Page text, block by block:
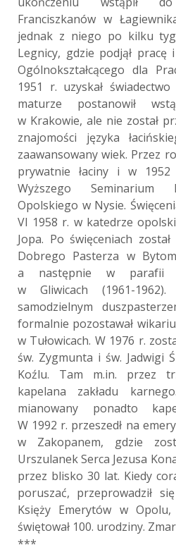
Franciszkanów w
jednak z niego po kilku
Legnicy, gdzie podjął pracę
Ogólnokształcącego dla
1951 r. uzyskał
maturze postanowił
w Krakowie, ale nie został
znajomości języka
zaawansowany wiek. Przez
prywatnie łaciny i w
Wyższego Seminarium
Opolskiego w Nysie.
VI 1958 r. w katedrze
Jopa. Po święceniach
Dobrego Pasterza w
a następnie w parafii
w Gliwicach (1961-
samodzielnym
formalnie pozostawał
w Tułowicach. W 1976 r.
św. Zygmunta i św. Jadwigi
Koźlu. Tam m.in. przez
kapelana zakładu
mianowany ponadto
W 1992 r. przeszedł na
w Zakopanem, gdzie
Urszulanek Serca Jezusa
przez blisko 30 lat. Kiedy
poruszać, przeprowadził
Księży Emerytów w
świętował 100. urodziny.
***